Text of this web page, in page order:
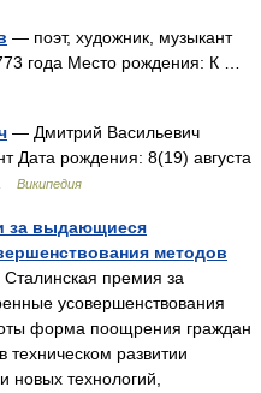
— поэт, художник, музыкант
года Место рождения: К …
— Дмитрий Васильевич
Дата рождения: 8(19) августа
Википедия
за выдающиеся
методов
премия за
усовершенствования
форма поощрения граждан
техническом развитии
новых технологий,